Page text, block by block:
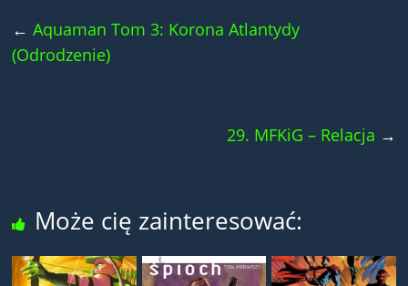
← Aquaman Tom 3: Korona Atlantydy
(Odrodzenie)
29. MFKiG – Relacja →
Może cię zainteresować: